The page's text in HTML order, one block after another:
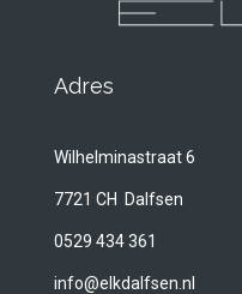
Adres
Wilhelminastraat 6
7721 CH Dalfsen
0529 434 361
info@elkdalfsen.nl